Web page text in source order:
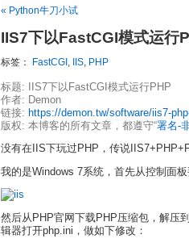
« Python牛刀小试
IIS7下以FastCGI模式运行
标签： FastCGI , IIS, PHP
标题: IIS7下以FastCGI模式运行PHP
作者: Demon
链接: https://demon.tw/software/iis7-
版权: 本博客的所有文章，都遵守“署名-
没有在IIS下玩过PHP，传说
我的是Windows 7系统，首先从控制面板
然后从PHP官网下载PHP压缩包，解压
辑器打开php.ini，做如下修改：